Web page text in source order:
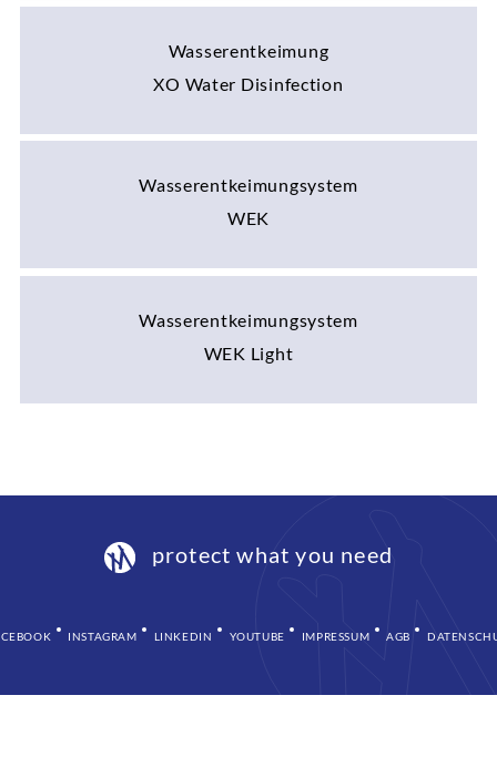
Wasserentkeimung
XO Water Disinfection
Wasserentkeimungsystem
WEK
Wasserentkeimungsystem
WEK Light
protect what you need
INSTAGRAM LINKEDIN YOUTUBE IMPRESSUM AGB